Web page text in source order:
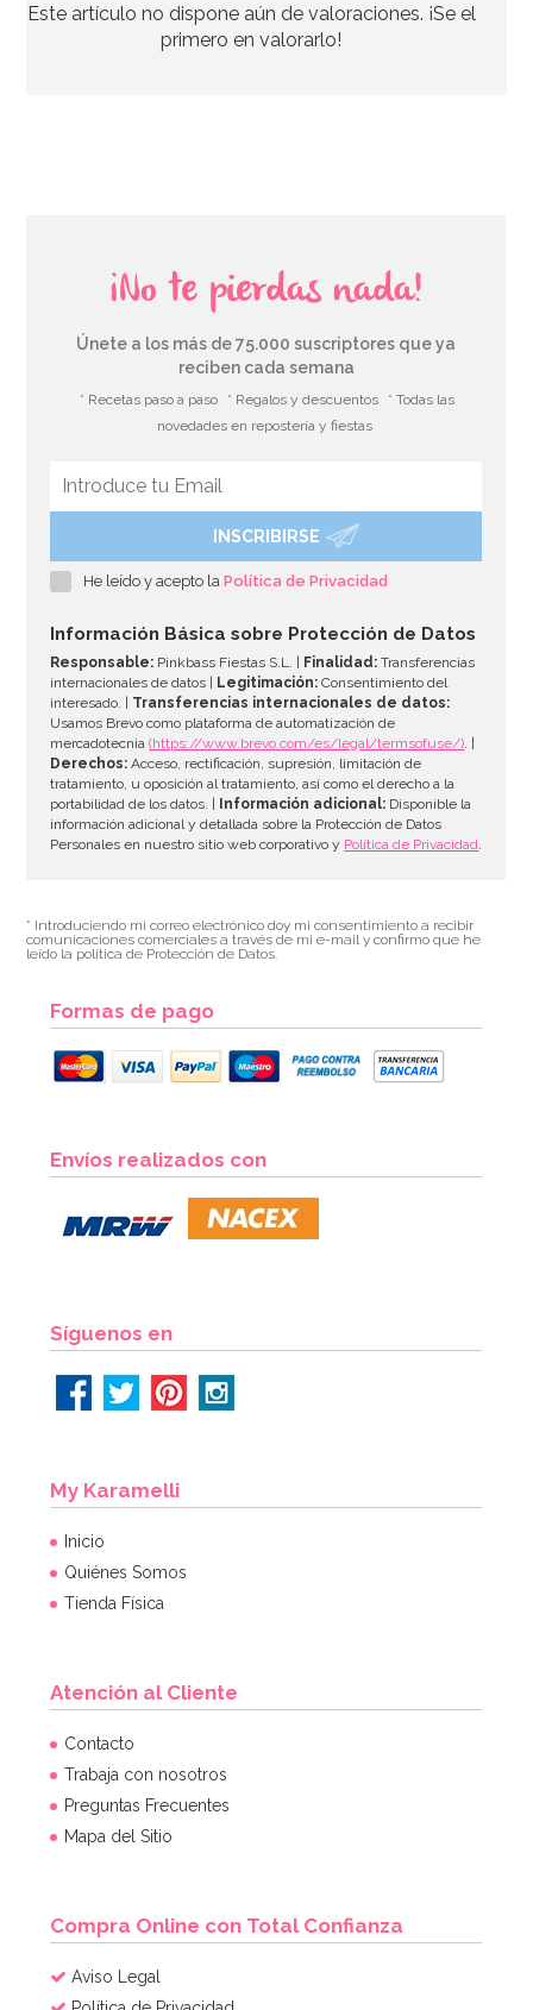
6,95€ 6,95€
Regalos para piñata Shimmer y Shine
AÑADIR
7,49€
Molde Plástico Cerebro 19,5 cm
4,95€
AÑADIR
Este artículo no dispone aún de valoraciones. ¡Se el
primero en valorarlo!
¡No te pierdas nada!
Únete a los más de 75.000 suscriptores que ya
reciben cada semana
* Recetas paso a paso * Regalos y descuentos
* Todas las
novedades en repostería y fiestas
INSCRIBIRSE
He leído y acepto laPolítica de Privacidad
Información Básica sobre Protección de Datos
Responsable: Pinkbass Fiestas S.L. | Finalidad: Transferencias
internacionales de datos |
Legitimación: Consentimiento del
interesado. | Transferencias internacionales de datos:
Usamos Brevo como plataforma de automatización de
mercadotecnia(https://www.brevo.com/es/legal/termsofuse/). |
Derechos: Acceso, rectificación, supresión, limitación de
tratamiento, u oposición al tratamiento, así como el derecho a la
portabilidad de los datos. |
Información adicional: Disponible la
información adicional y detallada sobre la Protección de Datos
Personales en nuestro sitio web corporativo y Política de Privacidad.
* Introduciendo mi correo electrónico doy mi consentimiento a recibir
comunicaciones comerciales a través de mi e-mail y confirmo que he
leído la política de Protección de Datos.
Formas de pago
Envíos realizados con
Síguenos en
My Karamelli
Inicio
Quiénes Somos
Tienda Física
Atención al Cliente
Contacto
Trabaja con nosotros
Preguntas Frecuentes
Mapa del Sitio
Compra Online con Total Confianza
Aviso Legal